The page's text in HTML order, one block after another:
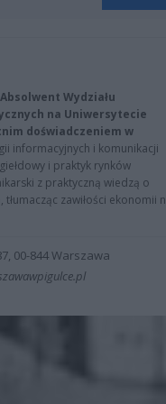
Wydziału
na Uniwersytecie
doświadczeniem w
informacyjnych i komunikacji
i praktyk rynków
z praktyczną wiedzą o
zawiłości ekonomii
00-844 Warszawa